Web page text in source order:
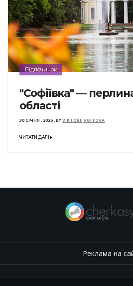
Відпочинок
"Софіївка" —
області
30 СІЧНЯ , 2026,BYVIKTORIJ VOITOVA
ЧИТАТИ ДАЛІ
Реклама на